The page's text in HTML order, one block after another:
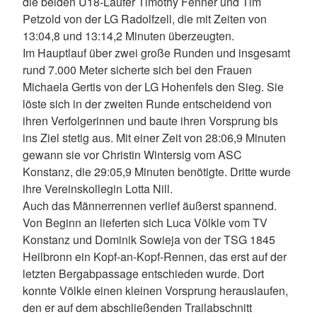
Petzold von der LG Radolfzell, die mit Zeiten von
13:04,8 und 13:14,2 Minuten überzeugten.
Im Hauptlauf über zwei große Runden und insgesamt
rund 7.000 Meter sicherte sich bei den Frauen
Michaela Gertis von der LG Hohenfels den Sieg. Sie
löste sich in der zweiten Runde entscheidend von
ihren Verfolgerinnen und baute ihren Vorsprung bis
ins Ziel stetig aus. Mit einer Zeit von 28:06,9 Minuten
gewann sie vor Christin Wintersig vom ASC
Konstanz, die 29:05,9 Minuten benötigte. Dritte wurde
ihre Vereinskollegin Lotta Nill.
Auch das Männerrennen verlief äußerst spannend.
Von Beginn an lieferten sich Luca Völkle vom TV
Konstanz und Dominik Sowieja von der TSG 1845
Heilbronn ein Kopf-an-Kopf-Rennen, das erst auf der
letzten Bergabpassage entschieden wurde. Dort
konnte Völkle einen kleinen Vorsprung herauslaufen,
den er auf dem abschließenden Trailabschnitt